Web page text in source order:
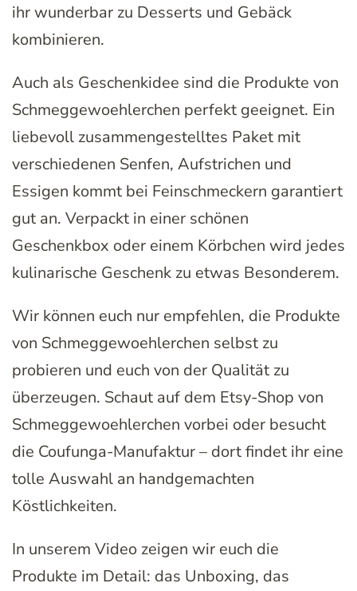
ihr wunderbar zu Desserts und Gebäck
kombinieren.
Auch als Geschenkidee sind die Produkte von
Schmeggewoehlerchen perfekt geeignet. Ein
liebevoll zusammengestelltes Paket mit
verschiedenen Senfen, Aufstrichen und
Essigen kommt bei Feinschmeckern garantiert
gut an. Verpackt in einer schönen
Geschenkbox oder einem Körbchen wird jedes
kulinarische Geschenk zu etwas Besonderem.
Wir können euch nur empfehlen, die Produkte
von Schmeggewoehlerchen selbst zu
probieren und euch von der Qualität zu
überzeugen. Schaut auf dem Etsy-Shop von
Schmeggewoehlerchen vorbei oder besucht
die Coufunga-Manufaktur – dort findet ihr eine
tolle Auswahl an handgemachten
Köstlichkeiten.
In unserem Video zeigen wir euch die
Produkte im Detail: das Unboxing, das